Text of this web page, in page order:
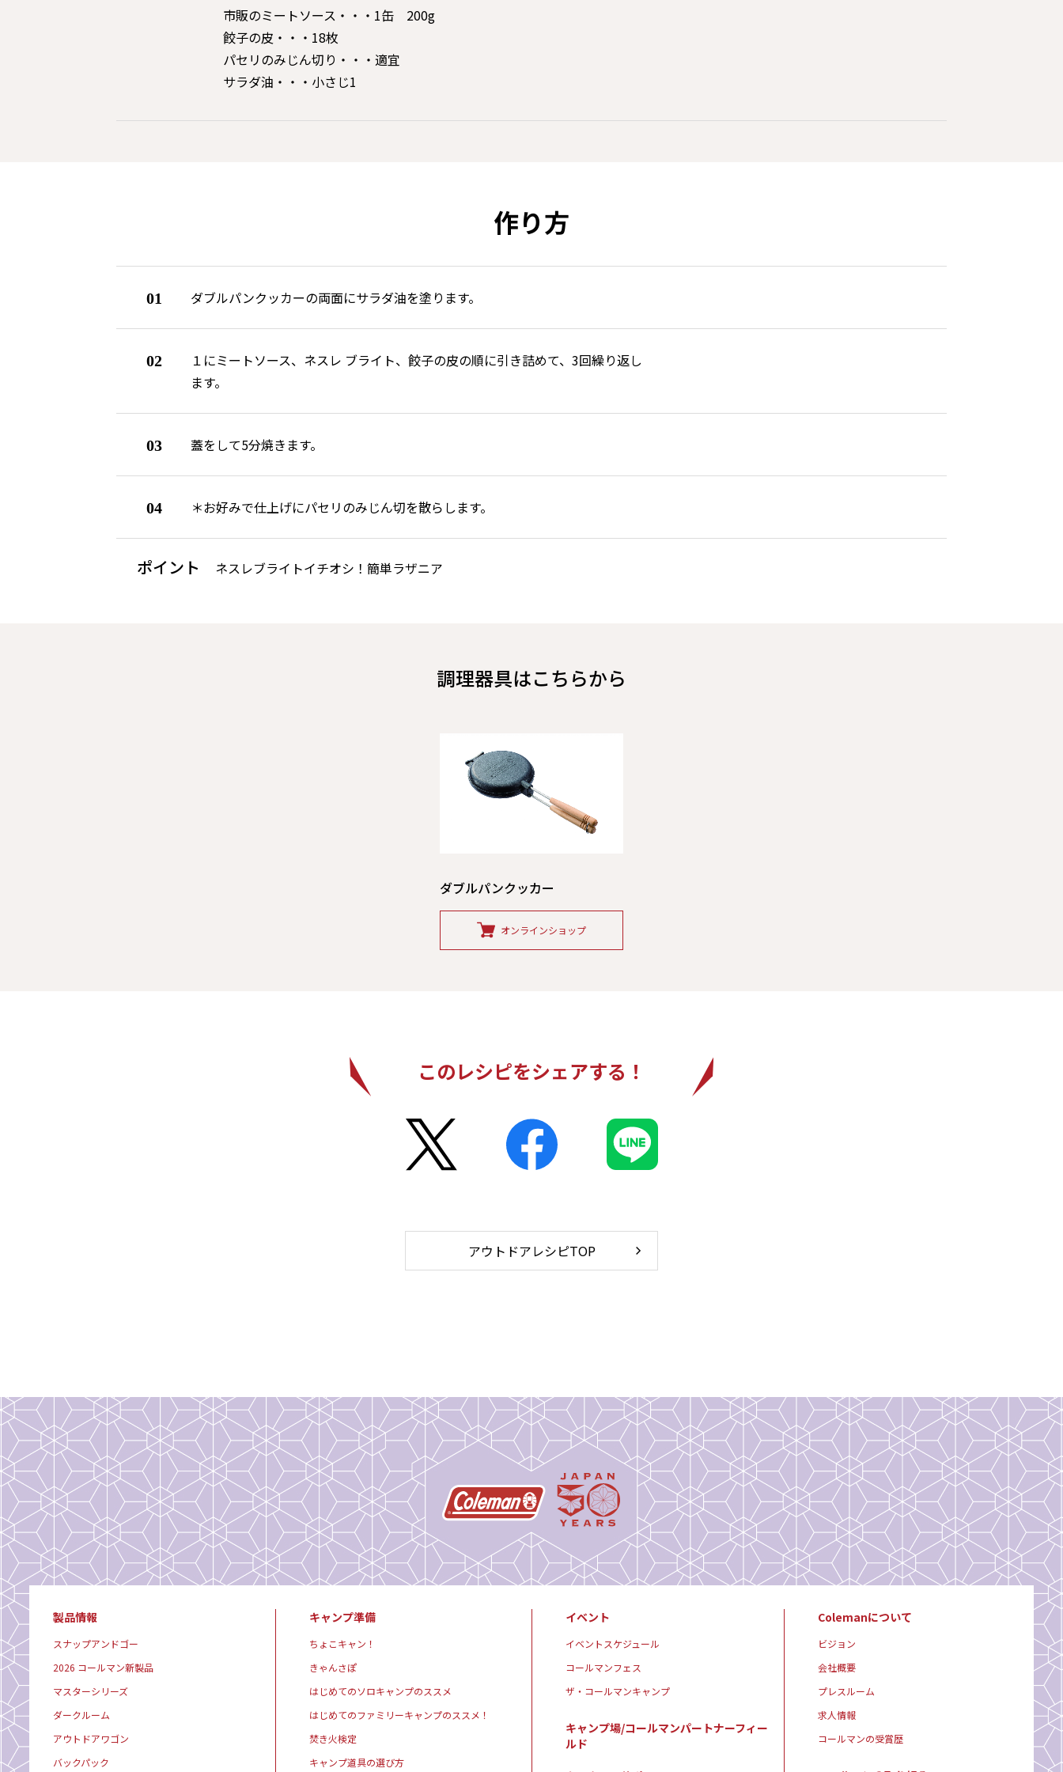
市販のミートソース・・・1缶 200g
餃子の皮・・・18枚
パセリのみじん切り・・・適宜
サラダ油・・・小さじ1
作り方
01 ダブルパンクッカーの両面にサラダ油を塗ります。
02
１にミートソース、ネスレ ブライト、餃子の皮の順に引き詰めて、3回繰り返し
ます。
03 蓋をして5分焼きます。
04 ＊お好みで仕上げにパセリのみじん切を散らします。
ポイント ネスレブライトイチオシ！簡単ラザニア
調理器具はこちらから
ダブルパンクッカー
オンラインショップ
このレシピをシェアする！
アウトドアレシピTOP
製品情報
スナップアンドゴー
2026 コールマン新製品
マスターシリーズ
ダークルーム
アウトドアワゴン
バックパック
キャンプ準備
ちょこキャン！
きゃんさぽ
はじめてのソロキャンプのススメ
はじめてのファミリーキャンプのススメ！
焚き火検定
キャンプ道具の選び方
イベント
イベントスケジュール
コールマンフェス
ザ・コールマンキャンプ
キャンプ場/コールマンパートナーフィー
ルド
Colemanについて
ビジョン
会社概要
プレスルーム
求人情報
コールマンの受賞歴